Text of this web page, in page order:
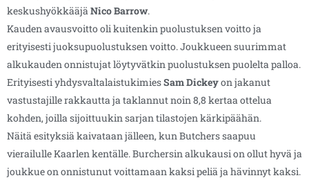
keskushyökkääjäNico Barrow.
Kauden avausvoitto oli kuitenkin puolustuksen voitto ja
erityisesti juoksupuolustuksen voitto. Joukkueen suurimmat
alkukauden onnistujat löytyvätkin puolustuksen puolelta palloa.
Erityisesti yhdysvaltalaistukimiesSam Dickeyon jakanut
vastustajille rakkautta ja taklannut noin 8,8 kertaa ottelua
kohden, joilla sijoittuukin sarjan tilastojen kärkipäähän.
Näitä esityksiä kaivataan jälleen, kun Butchers saapuu
vierailulle Kaarlen kentälle. Burchersin alkukausi on ollut hyvä ja
joukkue on onnistunut voittamaan kaksi peliä ja hävinnyt kaksi.